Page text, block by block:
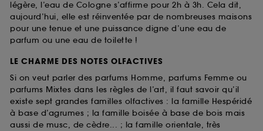
légère, l’eau de Cologne s’affirme pour 2h à 3h. Cela dit,
aujourd’hui, elle est réinventée par de nombreuses maisons
pour une tenue et une puissance digne d’une eau de
parfum ou une eau de toilette !
LE CHARME DES NOTES OLFACTIVES
Si on veut parler des parfums Homme, parfums Femme ou
parfums Mixtes dans les règles de l’art, il faut savoir qu’il
existe sept grandes familles olfactives : la famille Hespéridé
à base d’agrumes ; la famille boisée à base de bois mais
aussi de musc, de cèdre... ; la famille orientale, très